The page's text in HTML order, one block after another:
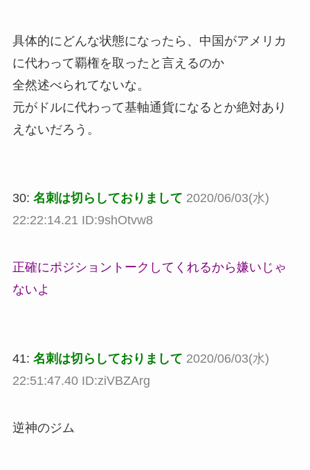
具体的にどんな状態になったら、中国がアメリカ
に代わって覇権を取ったと言えるのか
全然述べられてないな。
元がドルに代わって基軸通貨になるとか絶対あり
えないだろう。
30: 名刺は切らしておりまして 2020/06/03(水)
22:22:14.21 ID:9shOtvw8
正確にポジショントークしてくれるから嫌いじゃ
ないよ
41: 名刺は切らしておりまして 2020/06/03(水)
22:51:47.40 ID:ziVBZArg
逆神のジム